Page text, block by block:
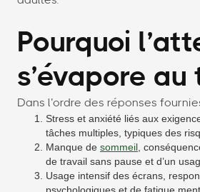
Pourquoi
s’évapore au
Dans l’ordre des réponses
Stress et anxiété liés aux
tâches multiples, typiques des
Manque de sommeil,
de travail sans pause et d’un
Usage intensif des écrans,